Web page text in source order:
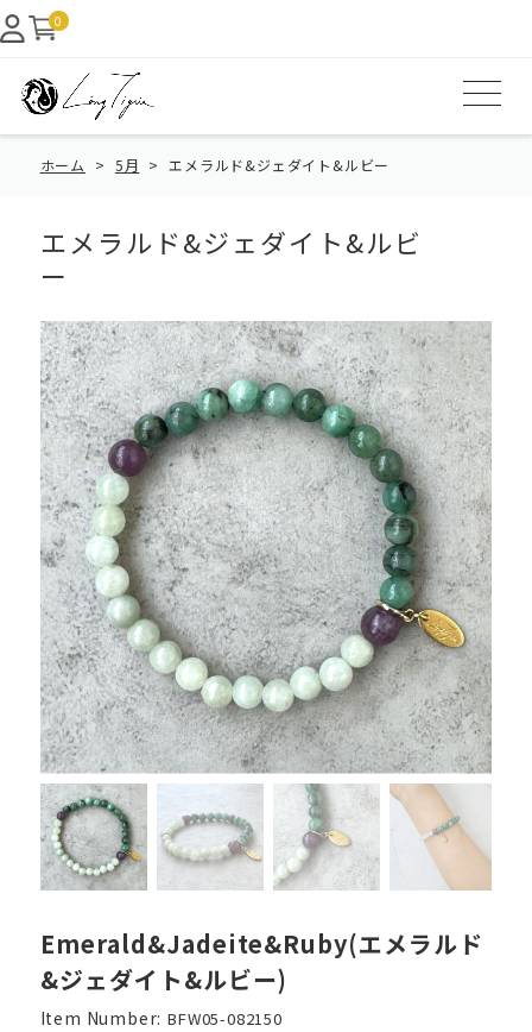
0
ホーム 5月 エメラルド&ジェダイト&ルビー
エメラルド&ジェダイト&ルビ
ー
Emerald&Jadeite&Ruby(エメラルド
&ジェダイト&ルビー)
Item Number: BFW05-082150